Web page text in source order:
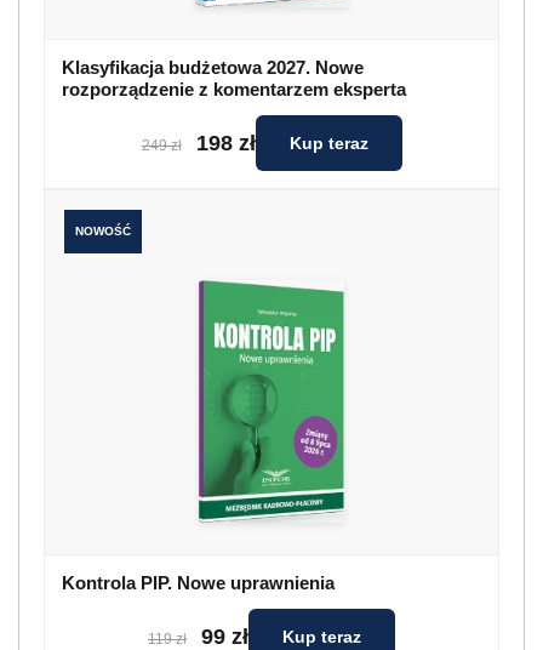
Klasyfikacja budżetowa 2027. Nowe
rozporządzenie z komentarzem eksperta
249 zł 198 zł Kup teraz
NOWOŚĆ
Kontrola PIP. Nowe uprawnienia
119 zł 99 zł Kup teraz